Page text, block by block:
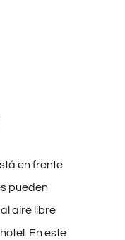
en frente
pueden
aire libre
En este